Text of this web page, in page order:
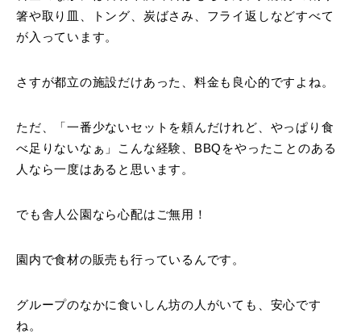
箸や取り皿、トング、炭ばさみ、フライ返しなどすべて
が入っています。
さすが都立の施設だけあった、料金も良心的ですよね。
ただ、「一番少ないセットを頼んだけれど、やっぱり食
べ足りないなぁ」こんな経験、BBQをやったことのある
人なら一度はあると思います。
でも舎人公園なら心配はご無用！
園内で食材の販売も行っているんです。
グループのなかに食いしん坊の人がいても、安心です
ね。